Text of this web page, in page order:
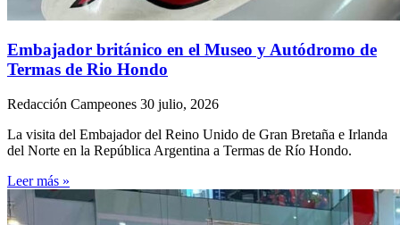
Embajador británico en el Museo y Autódromo de
Termas de Rio Hondo
Redacción Campeones 30 julio, 2026
La visita del Embajador del Reino Unido de Gran Bretaña e Irlanda
del Norte en la República Argentina a Termas de Río Hondo.
Leer más »